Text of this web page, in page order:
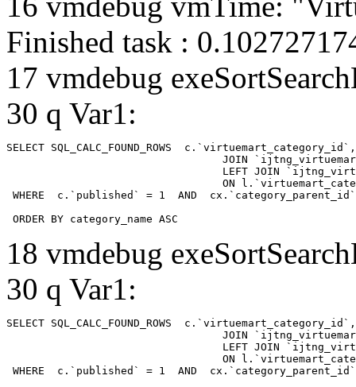
Finished task :
17 vmdebug
30 q Var1:
SELECT SQL_CALC_FOUND_ROWS
WHERE  c.`published` = 1  AND
ORDER BY category_name ASC
18 vmdebug
30 q Var1:
SELECT SQL_CALC_FOUND_ROWS
WHERE  c.`published` = 1  AND